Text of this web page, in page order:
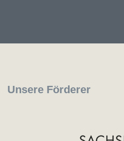
Unsere Förderer